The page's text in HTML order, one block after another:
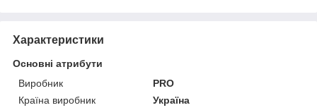
Характеристики
Основні атрибути
Виробник
PRO
Країна виробник
Україна